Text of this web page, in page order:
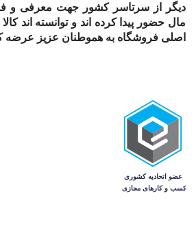
دیگر از سرتاسر کشور جهت معرفی و
مال حضور پیدا کرده اند و توانسته اند
اصلی فروشگاه به هموطنان عزیز عرضه